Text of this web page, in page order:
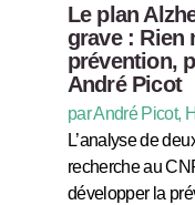
Le plan
grave : Rien
prévention,
André Picot
par André Picot,
L’analyse de
recherche au
développer la